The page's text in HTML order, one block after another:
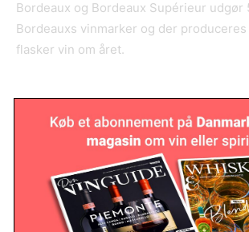
Bordeaux og Bordeaux Supérieur udgør
Bordeauxs vinmarker og der
flasker vin om året.
RELATED ARTICLES